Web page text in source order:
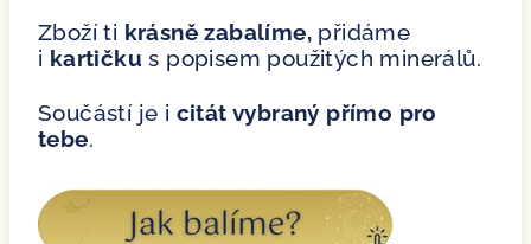
Zboží ti krásně zabalíme, přidáme
i kartičku s popisem použitých minerálů.
Součástí je i citát vybraný přímo pro
tebe.